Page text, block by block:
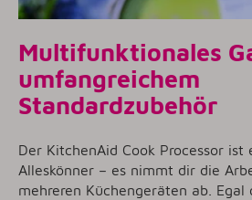
Multifunktionales
umfangreichem
Standardzubehör
Der KitchenAid Cook Processor ist
Alleskönner – es nimmt dir die
mehreren Küchengeräten ab. Egal